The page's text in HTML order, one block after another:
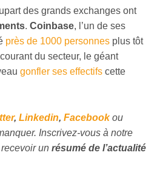
des grands exchanges ont
. Coinbase, l’un de ses
près de 1000 personnes plus tôt
du secteur, le géant
gonfler ses effectifs cette
, Linkedin, Facebookou
Inscrivez-vous à notre
un résumé de l’actualité